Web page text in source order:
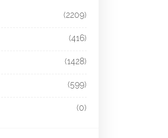
(2209)
(416)
(1428)
(599)
(0)